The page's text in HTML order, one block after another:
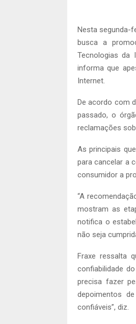
Nesta segunda-
busca a
Tecnologias da
informa que
Internet.
De acordo com
passado, o
reclamações
As principais
para cancelar a
consumidor a
“A
mostram as
notifica o
não seja
Fraxe ressalta
confiabilidade
precisa fazer
depoimentos
confiáveis”, diz.